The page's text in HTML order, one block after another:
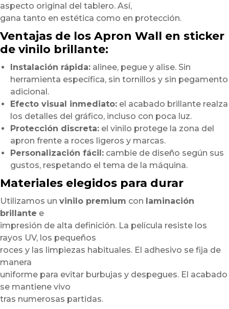
aspecto original del tablero. Así,
gana tanto en estética como en protección.
Ventajas de los Apron Wall en sticker
de vinilo brillante:
Instalación rápida: alinee, pegue y alise. Sin
herramienta específica, sin tornillos y sin pegamento
adicional.
Efecto visual inmediato: el acabado brillante realza
los detalles del gráfico, incluso con poca luz.
Protección discreta: el vinilo protege la zona del
apron frente a roces ligeros y marcas.
Personalización fácil: cambie de diseño según sus
gustos, respetando el tema de la máquina.
Materiales elegidos para durar
Utilizamos un vinilo premium con laminación
brillante e
impresión de alta definición. La película resiste los
rayos UV, los pequeños
roces y las limpiezas habituales. El adhesivo se fija de
manera
uniforme para evitar burbujas y despegues. El acabado
se mantiene vivo
tras numerosas partidas.